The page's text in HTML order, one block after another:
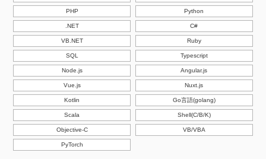
PHP Python
.NET C#
VB.NET Ruby
SQL Typescript
Node.js Angular.js
Vue.js Nuxt.js
Kotlin Go言語(golang)
Scala Shell(C/B/K)
Objective-C VB/VBA
PyTorch